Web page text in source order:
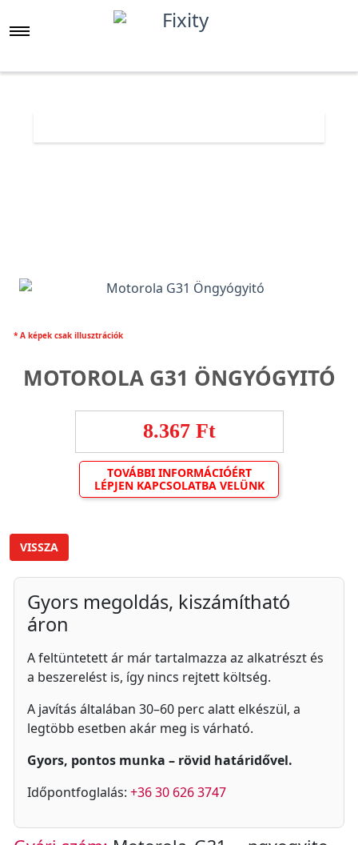
* A képek csak illusztrációk
MOTOROLA G31 ÖNGYÓGYITÓ
8.367 Ft
TOVÁBBI INFORMÁCIÓÉRT
LÉPJEN KAPCSOLATBA VELÜNK
VISSZA
Gyors megoldás, kiszámítható
áron
A feltüntetett ár már tartalmazza az alkatrészt és
a beszerelést is, így nincs rejtett költség.
A javítás általában 30–60 perc alatt elkészül, a
legtöbb esetben akár meg is várható.
Gyors, pontos munka – rövid határidővel.
Időpontfoglalás: +36 30 626 3747